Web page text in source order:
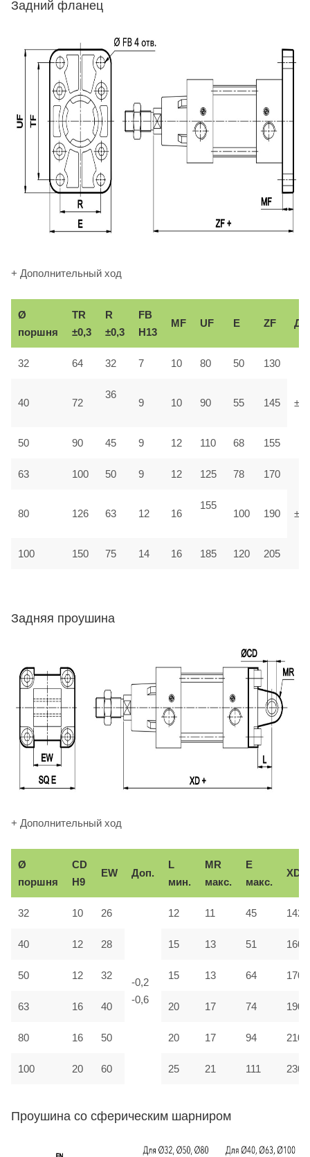
Задний фланец
+ Дополнительный ход
Ø
поршня
TR
±0,3
R
±0,3
FB
H13
MF UF E ZF
32 64 32 7 10 80 50 130
40 72
36
9 10 90 55 145
50 90 45 9 12 110 68 155
63 100 50 9 12 125 78 170
80 126 63 12 16
155
100 190
100 150 75 14 16 185 120 205
Задняя проушина
+ Дополнительный ход
Ø
поршня
CD
H9
EW Доп.
L
мин.
MR
макс.
E
макс.
XD
32 10 26
-0,2
-0,6
12 11 45 142
40 12 28 15 13 51 160
50 12 32 15 13 64 170
63 16 40 20 17 74 190
80 16 50 20 17 94 210
100 20 60 25 21 111 230
Проушина со сферическим шарниром